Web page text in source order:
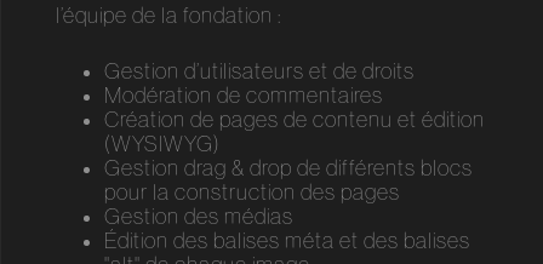
l’équipe de la fondation :
Gestion d’utilisateurs et de droits
Modération de commentaires
Création de pages de contenu et édition
(WYSIWYG)
Gestion drag & drop de différents blocs
pour la construction des pages
Gestion des médias
Édition des balises méta et des balises